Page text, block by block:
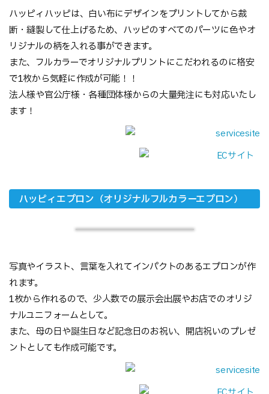
ハッピィハッピは、白い布にデザインをプリントしてから裁
断・縫製して仕上げるため、ハッピのすべてのパーツに色やオ
リジナルの柄を入れる事ができます。
また、フルカラーでオリジナルプリントにこだわれるのに格安
で1枚から気軽に作成が可能！！
法人様や官公庁様・各種団体様からの大量発注にも対応いたし
ます！
ハッピィエプロン（オリジナルフルカラーエプロン）
写真やイラスト、言葉を入れてインパクトのあるエプロンが作
れます。
1枚から作れるので、少人数での展示会出展やお店でのオリジ
ナルユニフォームとして。
また、母の日や誕生日など記念日のお祝い、開店祝いのプレゼ
ントとしても作成可能です。